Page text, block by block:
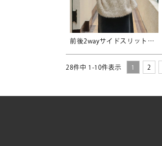
前後2wayサイドスリットシャギーチュニックニット
28件中 1 -10件表示 1 2